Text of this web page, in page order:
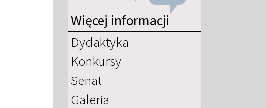
Więcej informacji
Dydaktyka
Konkursy
Senat
Galeria